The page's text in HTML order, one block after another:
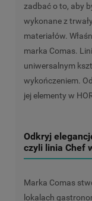
zadbać o to, aby
wykonane z
materiałów.
marka Comas.
uniwersalnym
wykończeniem.
jej elementy w
Odkryj
czyli linia Chef
Marka Comas
lokalach